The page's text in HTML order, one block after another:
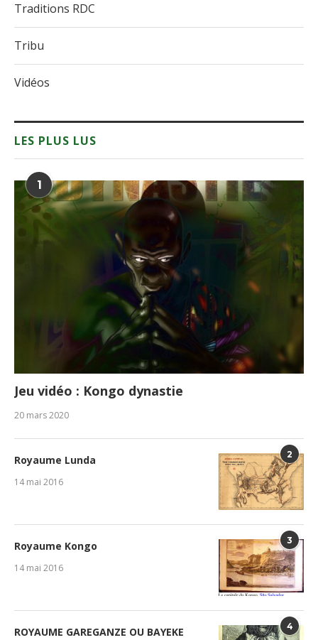
Traditions RDC
Tribu
Vidéos
LES PLUS LUS
1
Jeu vidéo : Kongo dynastie
20 mars 2020
2
Royaume Lunda
14 mai 2016
3
Royaume Kongo
14 mai 2016
4
ROYAUME GAREGANZE OU BAYEKE